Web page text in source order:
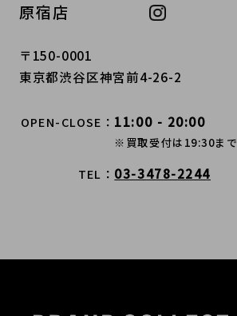
原宿店
〒150-0001
東京都渋谷区神宮前4-26-2
OPEN-CLOSE 11:00 - 20:00
※買取受付は19:30まで
TEL 03-3478-2244